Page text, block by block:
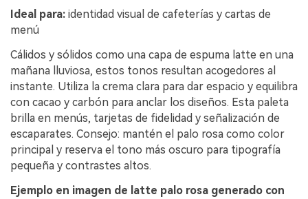
Ideal para: identidad visual de cafeterías y cartas de
menú
Cálidos y sólidos como una capa de espuma latte en una
mañana lluviosa, estos tonos resultan acogedores al
instante. Utiliza la crema clara para dar espacio y equilibra
con cacao y carbón para anclar los diseños. Esta paleta
brilla en menús, tarjetas de fidelidad y señalización de
escaparates. Consejo: mantén el palo rosa como color
principal y reserva el tono más oscuro para tipografía
pequeña y contrastes altos.
Ejemplo en imagen de latte palo rosa generado con